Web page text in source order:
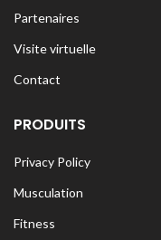
Partenaires
Visite virtuelle
Contact
PRODUITS
Privacy Policy
Musculation
Fitness